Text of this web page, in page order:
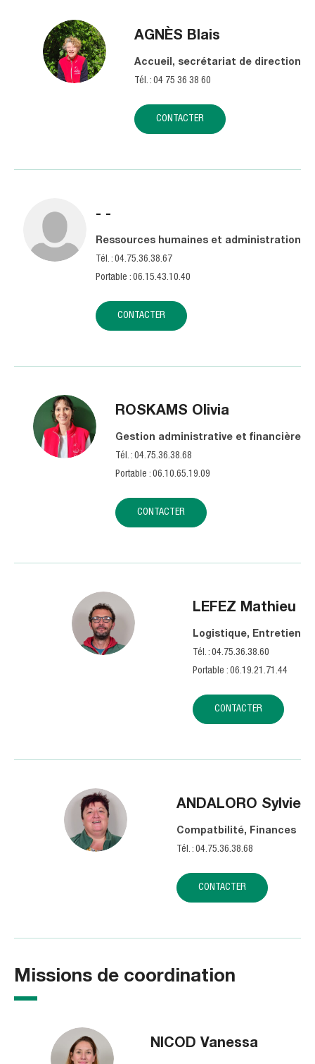
AGNÈS Blais
Accueil, secrétariat de direction
Tél. : 04 75 36 38 60
CONTACTER
- -
Ressources humaines et administration
Tél. : 04.75.36.38.67
Portable : 06.15.43.10.40
CONTACTER
ROSKAMS Olivia
Gestion administrative et financière
Tél. : 04.75.36.38.68
Portable : 06.10.65.19.09
CONTACTER
LEFEZ Mathieu
Logistique, Entretien
Tél. : 04.75.36.38.60
Portable : 06.19.21.71.44
CONTACTER
ANDALORO Sylvie
Compatbilité, Finances
Tél. : 04.75.36.38.68
CONTACTER
Missions de coordination
NICOD Vanessa